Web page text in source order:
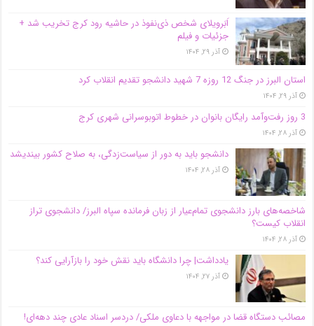
اَبَر‌ویلای شخص ذی‌نفوذ در حاشیه‌ رود کرج تخریب شد +
جزئیات و فیلم
آذر ۲۹, ۱۴۰۴
استان البرز در جنگ 12 روزه 7 شهید دانشجو تقدیم انقلاب کرد
آذر ۲۹, ۱۴۰۴
3 روز رفت‌وآمد رایگان بانوان در خطوط اتوبوسرانی شهری کرج
آذر ۲۸, ۱۴۰۴
دانشجو باید به دور از سیاست‌زدگی، به صلاح کشور بیندیشد
آذر ۲۸, ۱۴۰۴
شاخصه‌های بارز دانشجوی تمام‌عیار از زبان فرمانده سپاه البرز/ دانشجوی تراز
انقلاب کیست؟
آذر ۲۸, ۱۴۰۴
یادداشت| چرا دانشگاه باید نقش خود را بازآرایی کند؟
آذر ۲۷, ۱۴۰۴
مصائب دستگاه قضا در مواجهه با دعاوی ملکی/ دردسر اسناد عادی چند‌ دهه‌ای!